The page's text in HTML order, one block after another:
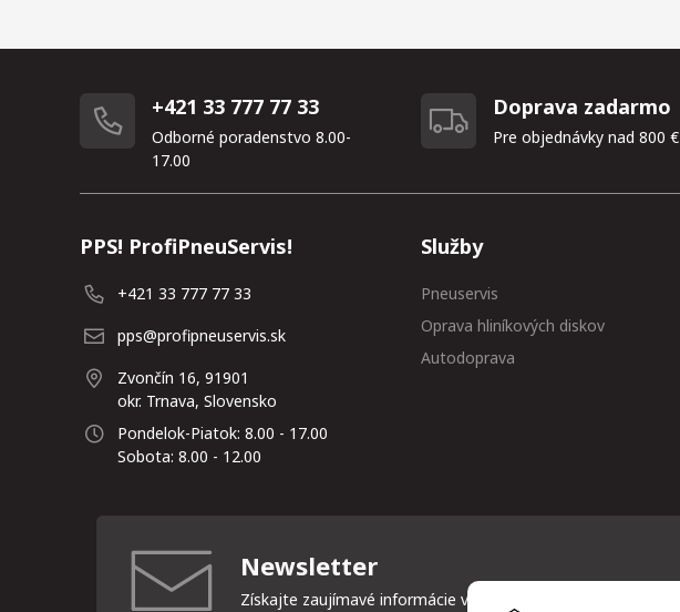
+421 33 777 77 33
Odborné poradenstvo 8.00-
17.00
Doprava zadarmo
Pre objednávky nad 800 €
PPS! ProfiPneuServis!
+421 33 777 77 33
pps@profipneuservis.sk
Zvončín 16, 91901
okr. Trnava, Slovensko
Pondelok-Piatok: 8.00 - 17.00
Sobota: 8.00 - 12.00
Služby
Pneuservis
Oprava hliníkových diskov
Autodoprava
Newsletter
Získajte zaujímavé informácie vždy medzi prvými